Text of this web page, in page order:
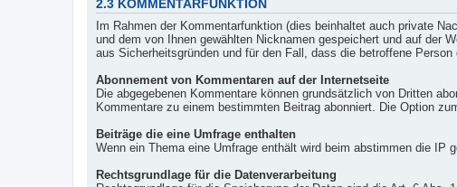
2.3 KOMMENTARFUNKTION
Im Rahmen der Kommentarfunktion (dies beinhaltet auch private
und dem von Ihnen gewählten Nicknamen gespeichert und auf der
aus Sicherheitsgründen und für den Fall, dass die betroffene
Abonnement von Kommentaren auf der Internetseite
Die abgegebenen Kommentare können grundsätzlich von Dritten
Kommentare zu einem bestimmten Beitrag abonniert. Die Option
Beiträge die eine Umfrage enthalten
Wenn ein Thema eine Umfrage enthält wird beim abstimmen die IP
Rechtsgrundlage für die Datenverarbeitung